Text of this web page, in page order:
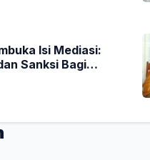
Isi Mediasi:
Sanksi Bagi